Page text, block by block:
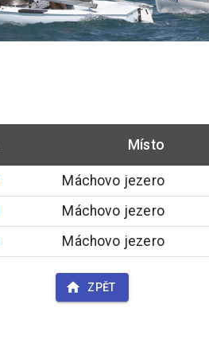
Místo
Máchovo jezero
Máchovo jezero
Máchovo jezero
ZPĚT